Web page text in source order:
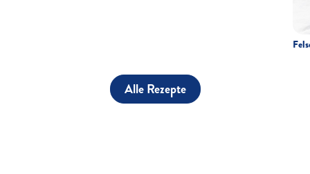
Alle Rezepte